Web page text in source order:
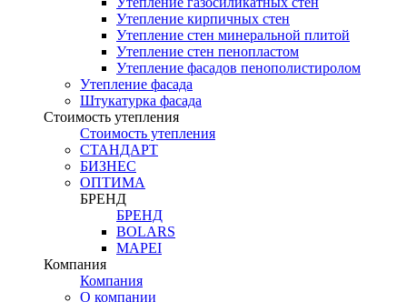
Утепление кирпичных стен
Утепление стен минеральной плитой
Утепление стен пенопластом
Утепление фасадов пенополистиролом
Утепление фасада
Штукатурка фасада
Стоимость утепления
Стоимость утепления
СТАНДАРТ
БИЗНЕС
ОПТИМА
БРЕНД
БРЕНД
BOLARS
MAPEI
Компания
Компания
О компании